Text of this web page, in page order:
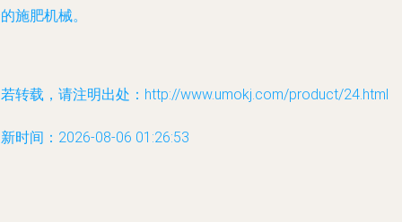
施肥机械。
转载，请注明出处：http://www.umokj.com/product/24.html
时间：2026-08-06 01:26:53